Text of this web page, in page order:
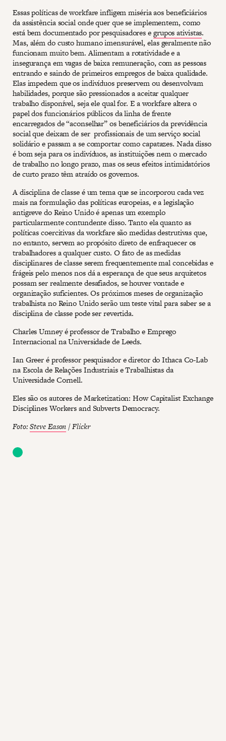
Essas políticas de workfare infligem miséria aos beneficiários
da assistência social onde quer que se implementem, como
está bem documentado por pesquisadores egrupos ativistas.
Mas, além do custo humano imensurável, elas geralmente não
funcionam muito bem. Alimentam a rotatividade e a
insegurança em vagas de baixa remuneração, com as pessoas
entrando e saindo de primeiros empregos de baixa qualidade.
Elas impedem que os indivíduos preservem ou desenvolvam
habilidades, porque são pressionados a aceitar qualquer
trabalho disponível, seja ele qual for. E a workfare altera o
papel dos funcionários públicos da linha de frente
encarregados de “aconselhar” os beneficiários da previdência
social que deixam de ser profissionais de um serviço social
solidário e passam a se comportar como capatazes. Nada disso
é bom seja para os indivíduos, as instituições nem o mercado
de trabalho no longo prazo, mas os seus efeitos intimidatórios
de curto prazo têm atraído os governos.
A disciplina de classe é um tema que se incorporou cada vez
mais na formulação das políticas europeias, e a legislação
antigreve do Reino Unido é apenas um exemplo
particularmente contundente disso. Tanto ela quanto as
políticas coercitivas da workfare são medidas destrutivas que,
no entanto, servem ao propósito direto de enfraquecer os
trabalhadores a qualquer custo. O fato de as medidas
disciplinares de classe serem frequentemente mal concebidas e
frágeis pelo menos nos dá a esperança de que seus arquitetos
possam ser realmente desafiados, se houver vontade e
organização suficientes. Os próximos meses de organização
trabalhista no Reino Unido serão um teste vital para saber se a
disciplina de classe pode ser revertida.
Charles Umney é professor de Trabalho e Emprego
Internacional na Universidade de Leeds.
Ian Greer é professor pesquisador e diretor do Ithaca Co-Lab
na Escola de Relações Industriais e Trabalhistas da
Universidade Cornell.
Eles são os autores de Marketization: How Capitalist Exchange
Disciplines Workers and Subverts Democracy.
Foto:Steve Eason / Flickr